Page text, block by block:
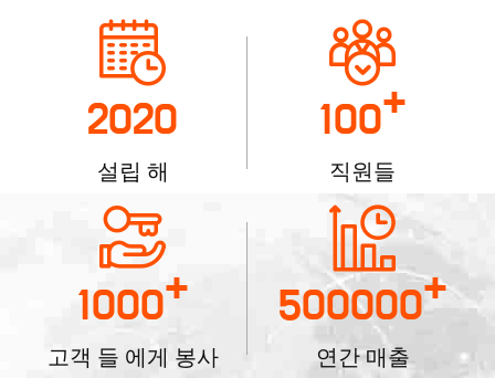
2020
설립 해
100+
직원들
1000+
고객 들 에게 봉사
500000+
연간 매출